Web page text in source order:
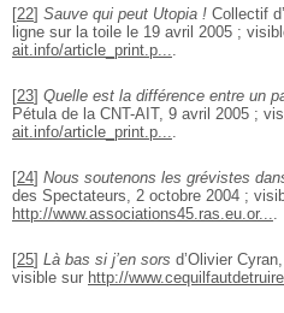
[22] Sauve qui peut Utopia ! Collectif
ligne sur la toile le 19 avril 2005 ;
ait.info/article_print.p....
[23] Quelle est la différence entre un
Pétula de la CNT-AIT, 9 avril 2005 ;
ait.info/article_print.p....
[24] Nous soutenons les grévistes
des Spectateurs, 2 octobre 2004 ;
http://www.associations45.ras.eu.or....
[25] Là bas si j’en sors d’Olivier
visible sur http://